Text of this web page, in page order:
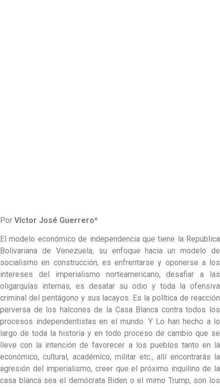
Por Víctor José Guerrero*
El modelo económico de independencia que tiene la República
Bolivariana de Venezuela, su enfoque hacia un modelo de
socialismo en construcción, es enfrentarse y oponerse a los
intereses del imperialismo norteamericano, desafiar a las
oligarquías internas, es desatar su odio y toda la ofensiva
criminal del pentágono y sus lacayos. Es la política de reacción
perversa de los halcones de la Casa Blanca contra todos los
procesos independentistas en el mundo. Y Lo han hecho a lo
largo de toda la historia y en todo proceso de cambio que se
lleve con la intención de favorecer a los pueblos tanto en la
económico, cultural, académico, militar etc., allí encontrarás la
agresión del imperialismo, creer que el próximo inquilino de la
casa blanca sea el demócrata Biden o el mimo Trump, son los